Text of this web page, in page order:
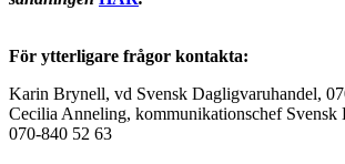
För ytterligare frågor kontakta:
Karin Brynell, vd Svensk Dagligvaruhandel,
Cecilia Anneling, kommunikationschef Svensk
070-840 52 63